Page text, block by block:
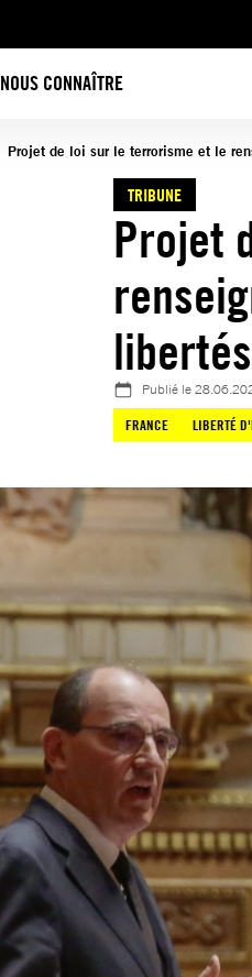
NOUS CONNAÎTRE
Projet de loi sur le terrorisme et le
TRIBUNE
Projet
Publié le
FRANCE
LIBERTÉ